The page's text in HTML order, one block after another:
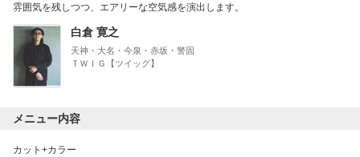
雰囲気を残しつつ、エアリーな空気感を演出します。
白倉 寛之
天神・大名・今泉・赤坂・警固
ＴＷＩＧ【ツイッグ】
メニュー内容
カット+カラー